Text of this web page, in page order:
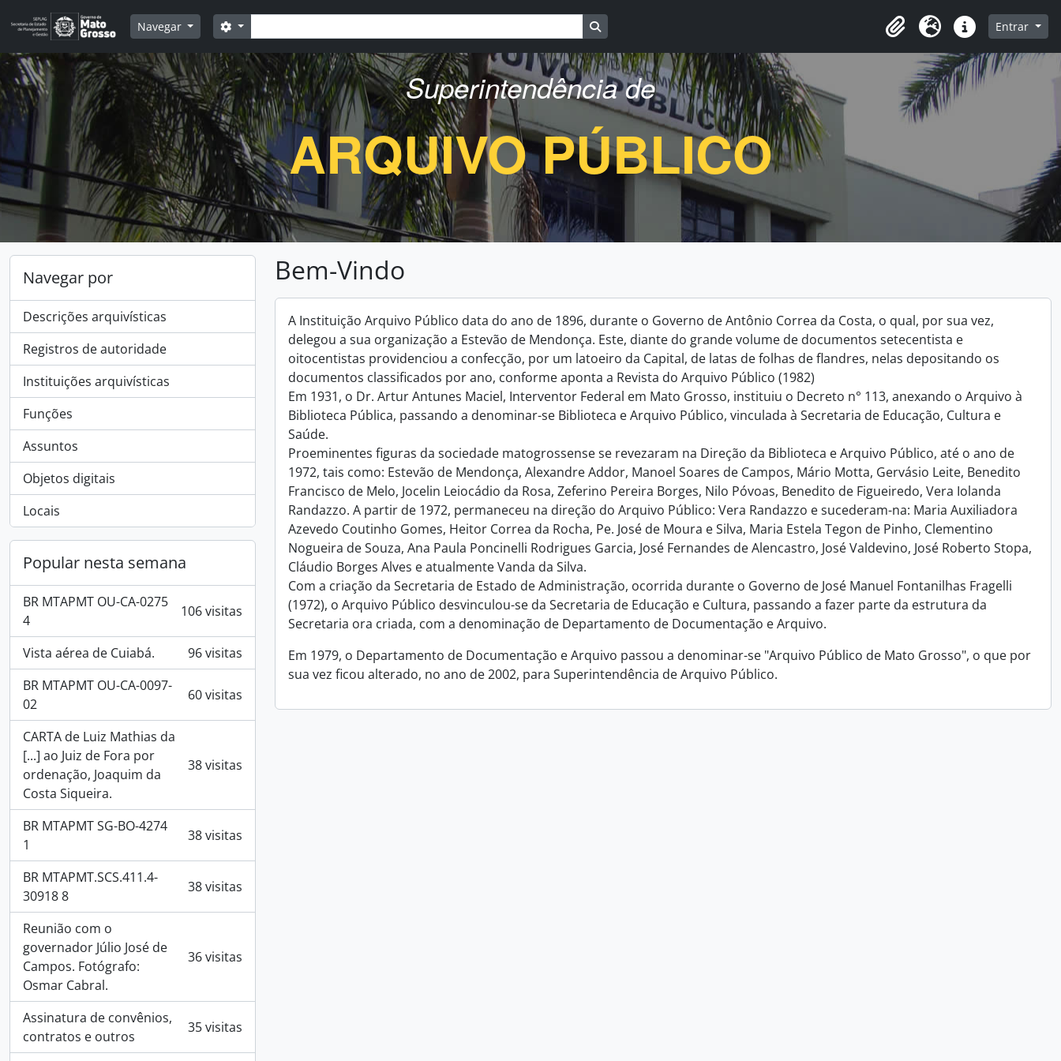
Skip to main content
Navegar
Buscar
Opções de busca
Clipboard
Idioma Atalhos Entrar
Superintendência de
ARQUIVO PÚBLICO
Navegar por
Descrições arquivísticas
Registros de autoridade
Instituições arquivísticas
Funções
Assuntos
Objetos digitais
Locais
Popular nesta semana
BR MTAPMT OU-CA-0275
4
106 visitas
Vista aérea de Cuiabá.
96 visitas
BR MTAPMT OU-CA-0097-
02
60 visitas
CARTA de Luiz Mathias da
[...] ao Juiz de Fora por
ordenação, Joaquim da
Costa Siqueira.
38 visitas
BR MTAPMT SG-BO-4274
1
38 visitas
BR MTAPMT.SCS.411.4-
30918 8
38 visitas
Reunião com o
governador Júlio José de
Campos. Fotógrafo:
Osmar Cabral.
36 visitas
Assinatura de convênios,
contratos e outros
35 visitas
Bem-Vindo
A Instituição Arquivo Público data do ano de 1896, durante o Governo de Antônio Correa da Costa, o qual, por sua vez,
delegou a sua organização a Estevão de Mendonça. Este, diante do grande volume de documentos setecentista e
oitocentistas providenciou a confecção, por um latoeiro da Capital, de latas de folhas de flandres, nelas depositando os
documentos classificados por ano, conforme aponta a Revista do Arquivo Público (1982)
Em 1931, o Dr. Artur Antunes Maciel, Interventor Federal em Mato Grosso, instituiu o Decreto n° 113, anexando o Arquivo à
Biblioteca Pública, passando a denominar-se Biblioteca e Arquivo Público, vinculada à Secretaria de Educação, Cultura e
Saúde.
Proeminentes figuras da sociedade matogrossense se revezaram na Direção da Biblioteca e Arquivo Público, até o ano de
1972, tais como: Estevão de Mendonça, Alexandre Addor, Manoel Soares de Campos, Mário Motta, Gervásio Leite, Benedito
Francisco de Melo, Jocelin Leiocádio da Rosa, Zeferino Pereira Borges, Nilo Póvoas, Benedito de Figueiredo, Vera Iolanda
Randazzo. A partir de 1972, permaneceu na direção do Arquivo Público: Vera Randazzo e sucederam-na: Maria Auxiliadora
Azevedo Coutinho Gomes, Heitor Correa da Rocha, Pe. José de Moura e Silva, Maria Estela Tegon de Pinho, Clementino
Nogueira de Souza, Ana Paula Poncinelli Rodrigues Garcia, José Fernandes de Alencastro, José Valdevino, José Roberto Stopa,
Cláudio Borges Alves e atualmente Vanda da Silva.
Com a criação da Secretaria de Estado de Administração, ocorrida durante o Governo de José Manuel Fontanilhas Fragelli
(1972), o Arquivo Público desvinculou-se da Secretaria de Educação e Cultura, passando a fazer parte da estrutura da
Secretaria ora criada, com a denominação de Departamento de Documentação e Arquivo.
Em 1979, o Departamento de Documentação e Arquivo passou a denominar-se "Arquivo Público de Mato Grosso", o que por
sua vez ficou alterado, no ano de 2002, para Superintendência de Arquivo Público.